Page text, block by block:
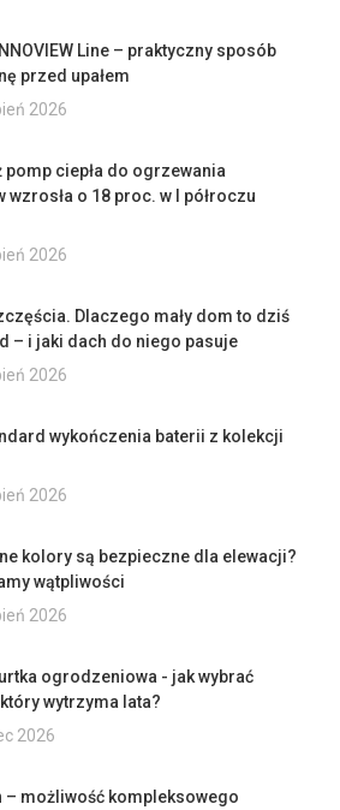
Line – praktyczny sposób
przed upałem
2026
pomp ciepła do ogrzewania
wzrosła o 18 proc. w I półroczu
2026
Dlaczego mały dom to dziś
– i jaki dach do niego pasuje
2026
wykończenia baterii z kolekcji
2026
kolory są bezpieczne dla elewacji?
wątpliwości
2026
ogrodzeniowa - jak wybrać
wytrzyma lata?
2026
– możliwość kompleksowego